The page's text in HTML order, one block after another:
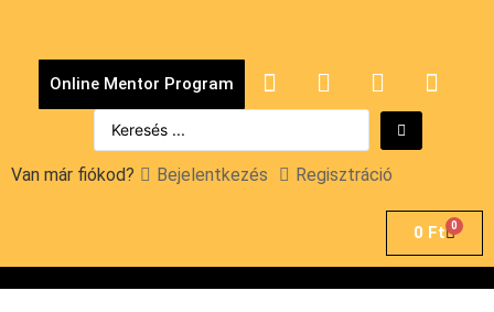
Online Mentor Program
Van már fiókod? Bejelentkezés Regisztráció
0 Ft 0